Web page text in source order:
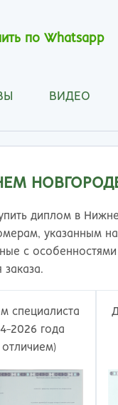
по Whatsapp
ВИДЕО
диплом в
указанным на
с
специалиста
2026 года
отличием)